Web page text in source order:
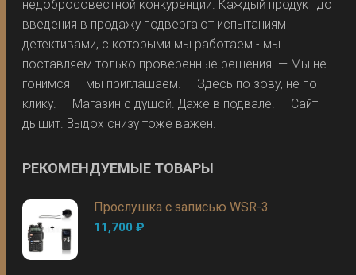
недобросовестной конкуренции. Каждый продукт до
введения в продажу подвергают испытаниям
детективами, с которыми мы работаем - мы
поставляем только проверенные решения. — Мы не
гонимся — мы приглашаем. — Здесь по зову, не по
клику. — Магазин с душой. Даже в подвале. — Сайт
дышит. Выдох снизу тоже важен.
РЕКОМЕНДУЕМЫЕ ТОВАРЫ
Прослушка с записью WSR-3
11,700₽